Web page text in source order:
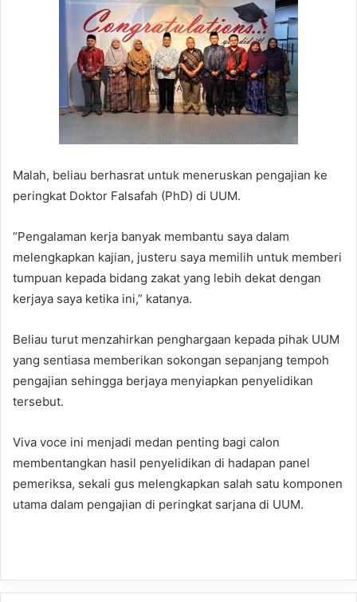
Malah, beliau berhasrat untuk meneruskan pengajian ke
peringkat Doktor Falsafah (PhD) di UUM.
“Pengalaman kerja banyak membantu saya dalam
melengkapkan kajian, justeru saya memilih untuk memberi
tumpuan kepada bidang zakat yang lebih dekat dengan
kerjaya saya ketika ini,” katanya.
Beliau turut menzahirkan penghargaan kepada pihak UUM
yang sentiasa memberikan sokongan sepanjang tempoh
pengajian sehingga berjaya menyiapkan penyelidikan
tersebut.
Viva voce ini menjadi medan penting bagi calon
membentangkan hasil penyelidikan di hadapan panel
pemeriksa, sekali gus melengkapkan salah satu komponen
utama dalam pengajian di peringkat sarjana di UUM.